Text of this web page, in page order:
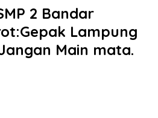
2 Bandar
Lampung
Main mata.